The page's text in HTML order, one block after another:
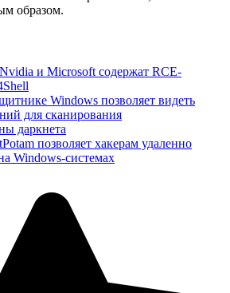
образом.
и Microsoft содержат RCE-
Windows позволяет видеть
для сканирования
даркнета
позволяет хакерам удаленно
Windows-системах